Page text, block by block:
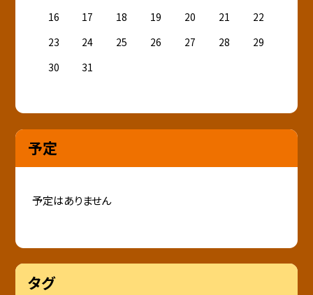
16
17 18 19 20 21
22
23
24 25 26 27 28
29
30
31
予定
予定はありません
タグ